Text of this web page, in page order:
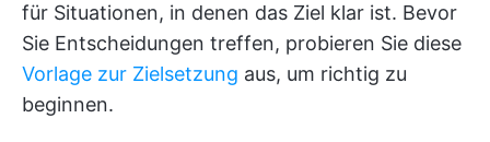
für Situationen, in denen das Ziel klar ist. Bevor
Sie Entscheidungen treffen, probieren Sie diese
Vorlage zur Zielsetzung aus, um richtig zu
beginnen.